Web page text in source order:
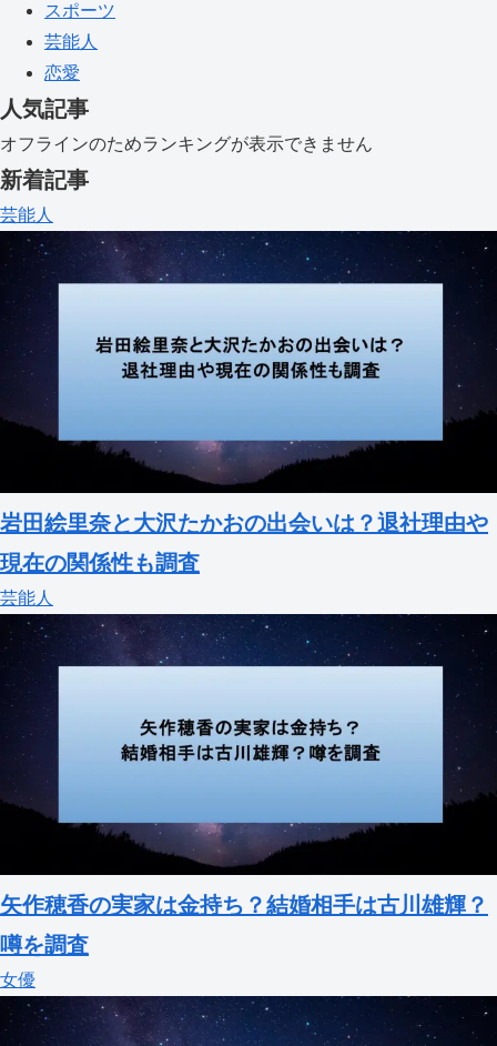
スポーツ
芸能人
恋愛
人気記事
オフラインのためランキングが表示できません
新着記事
芸能人
岩田絵里奈と大沢たかおの出会いは？退社理由や
現在の関係性も調査
芸能人
矢作穂香の実家は金持ち？結婚相手は古川雄輝？
噂を調査
女優